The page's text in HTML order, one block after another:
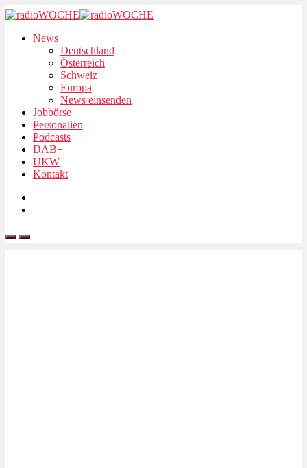
News
Deutschland
Österreich
Schweiz
Europa
News einsenden
Jobbörse
Personalien
Podcasts
DAB+
UKW
Kontakt